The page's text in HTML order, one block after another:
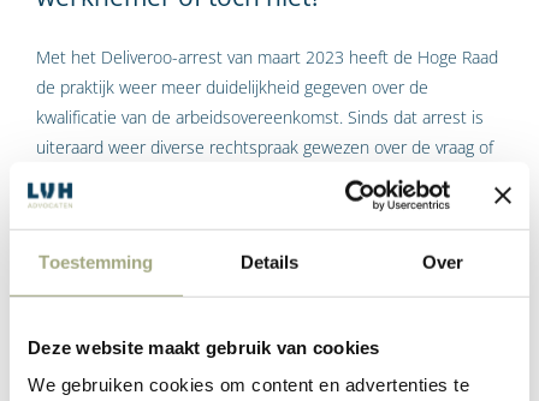
Toestemming Details Over
Deze website maakt gebruik van cookies
We gebruiken cookies om content en advertenties te
Met het Deliveroo-arrest van maart 2023 heeft de Hoge Raad
de praktijk weer meer duidelijkheid gegeven over de
kwalificatie van de arbeidsovereenkomst. Sinds dat arrest is
uiteraard weer diverse rechtspraak gewezen over de vraag of
sprake is van een arbeidsovereenkomst of toch een ander
soort overeenkomst.
Label:Richard Ouwerling